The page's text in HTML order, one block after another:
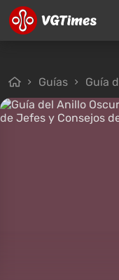
Guías Guía del